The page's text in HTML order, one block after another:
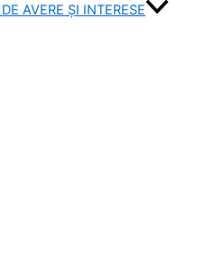
AVERE ȘI INTERESE